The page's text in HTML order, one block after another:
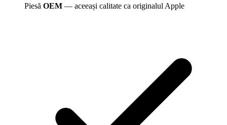
Piesă OEM — aceeași calitate ca originalul Apple